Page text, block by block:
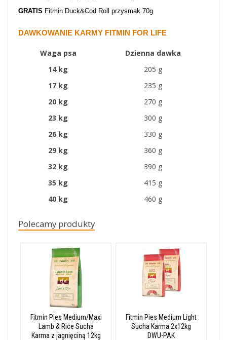
GRATIS Fitmin Duck&Cod Roll przysmak 70g
DAWKOWANIE KARMY FITMIN FOR LIFE
Waga psa
Dzienna dawka
14 kg
205 g
17 kg
235 g
20 kg
270 g
23 kg
300 g
26 kg
330 g
29 kg
360 g
32 kg
390 g
35 kg
415 g
40 kg
460 g
Polecamy produkty
Fitmin Pies Medium/Maxi
Lamb & Rice Sucha
Karma z jagnięciną 12kg
Fitmin Pies Medium Light
Sucha Karma 2x12kg
DWU-PAK